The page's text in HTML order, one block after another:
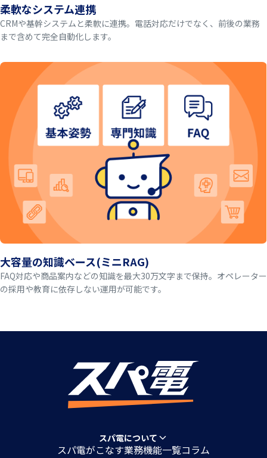
柔軟なシステム連携
CRMや基幹システムと柔軟に連携。電話対応だけでなく、前後の業務
まで含めて完全自動化します。
大容量の知識ベース(ミニRAG)
FAQ対応や商品案内などの知識を最大30万文字まで保持。オペレーター
の採用や教育に依存しない運用が可能です。
スパ電について
スパ電がこなす業務機能一覧コラム